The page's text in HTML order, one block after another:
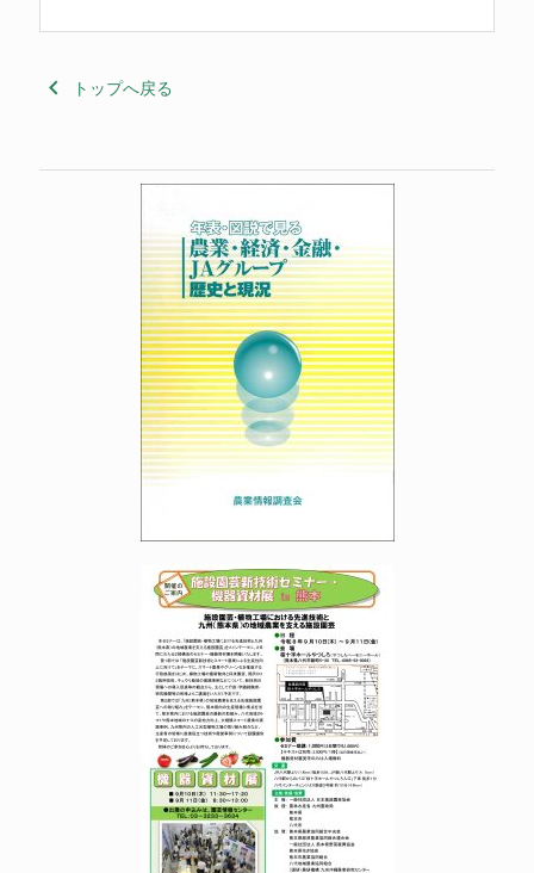
keyboard_arrow_left トップへ戻る